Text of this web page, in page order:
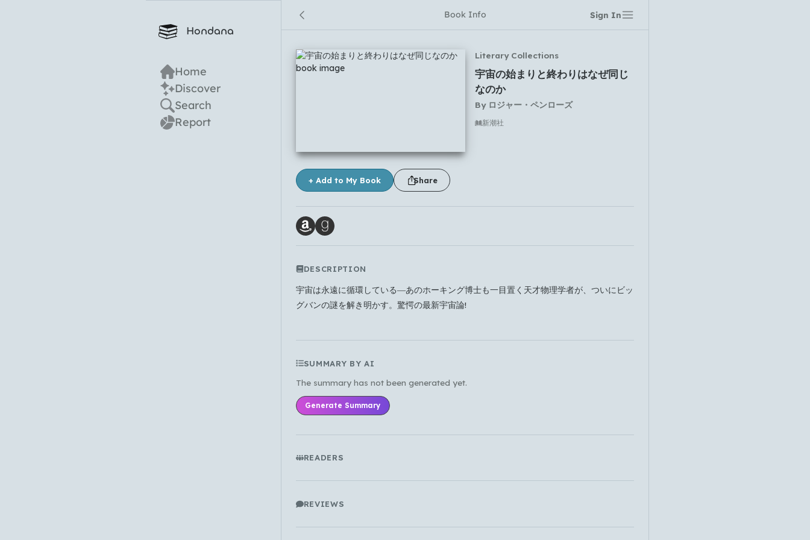
Hondana
Home
Discover
Search
Report
Book Info Sign In
Literary Collections
宇宙の始まりと終わりはなぜ同じ
なのか
By ロジャー・ペンローズ
新潮社
+ Add to My Book Share
DESCRIPTION
宇宙は永遠に循環している―あのホーキング博士も一目置く天才物理学者が、ついにビッ
グバンの謎を解き明かす。驚愕の最新宇宙論!
SUMMARY BY AI
The summary has not been generated yet.
Generate Summary
READERS
REVIEWS
Which languages of books would you like to see on
the main feed?
All Languages English
Español
Cancel
No comments yet